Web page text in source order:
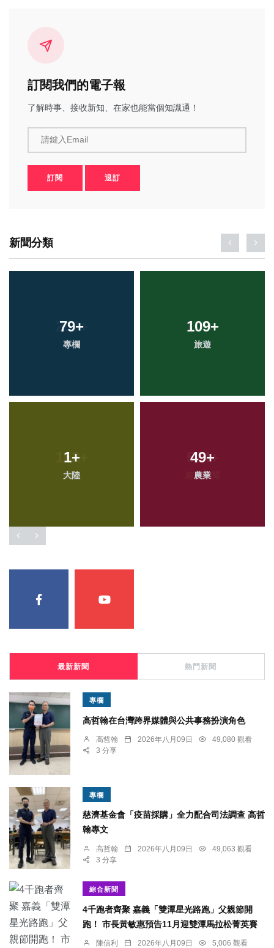
訂閱我們的電子報
了解時事、接收新知、在家也能當個知識通！
請鍵入Email
訂閱 退訂
新聞分類
79+
專欄
109+
旅遊
1+
大陸
49+
農業
最新新聞 熱門新聞
專欄
高哲翰在台灣跨界媒體與公共事務扮演角色
高哲翰 2026年八月09日
49,080 觀看
3 分享
專欄
慈濟基金會「疫苗採購」全力配合司法調查 高哲
翰專文
高哲翰 2026年八月09日
49,063 觀看
3 分享
綜合新聞
4千跑者齊聚 嘉義「雙潭星光路跑」父親節開
跑！ 市長黃敏惠預告11月迎雙潭馬拉松菁英賽
陳信利 2026年八月09日
5,006 觀看